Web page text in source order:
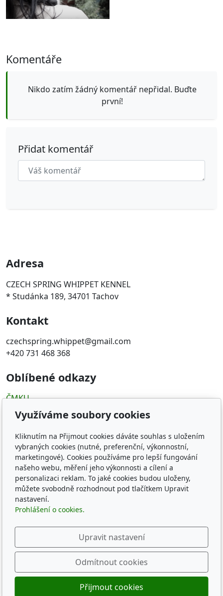
Komentáře
Nikdo zatím žádný komentář nepřidal. Buďte
první!
Přidat komentář
Adresa
CZECH SPRING WHIPPET KENNEL
* Studánka 189, 34701 Tachov
Kontakt
czechspring.whippet@gmail.com
+420 731 468 368
Oblíbené odkazy
ČMKU
Whippet Fun Club
KCHCHADP
Klub chovatelov chrtov
The whippets archives
Sledujte nás
CZECH SPRING WHIPPET KENNEL
Běží nainPages AI
Využíváme soubory cookies
Kliknutím na Přijmout cookies dáváte souhlas s uložením
vybraných cookies (nutné, preferenční, výkonnostní,
marketingové). Cookies používáme pro lepší fungování
našeho webu, měření jeho výkonnosti a cílení a
personalizaci reklam. To jaké cookies budou uloženy,
můžete svobodně rozhodnout pod tlačítkem Upravit
nastavení.
Prohlášení o cookies.
Upravit nastavení
Odmítnout cookies
Přijmout cookies